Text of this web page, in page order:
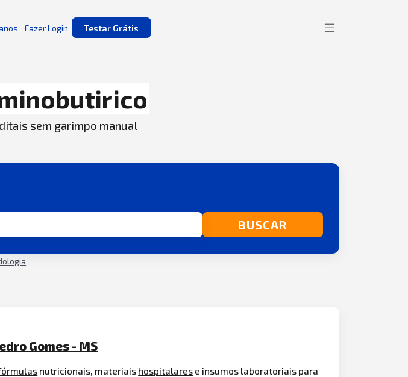
Fazer Login Testar Grátis
sem garimpo manual
BUSCAR
Gomes - MS
nutricionais, materiais hospitalares e insumos laboratoriais para